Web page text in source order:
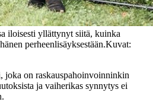
iloisesti yllättynyt siitä, kuinka
perheenlisäyksestään.Kuvat:
joka on raskauspahoinvoinninkin
ja vaiherikas synnytys ei